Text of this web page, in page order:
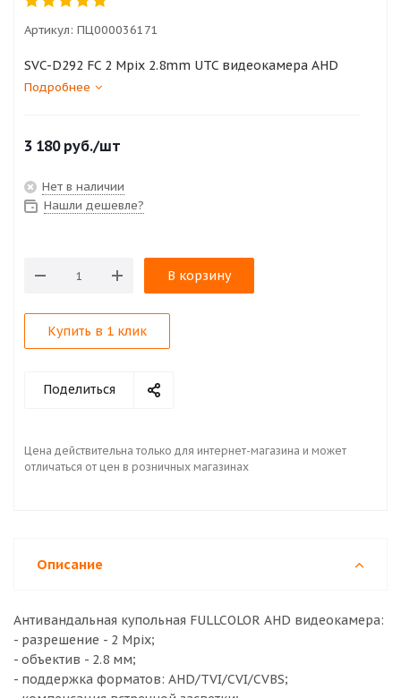
Артикул: ПЦ000036171
SVC-D292 FC 2 Mpix 2.8mm UTC видеокамера AHD
Подробнее
3 180руб./шт
Нет в наличии
Нашли дешевле?
В корзину
Купить в 1 клик
Поделиться
Цена действительна только для интернет-магазина и может
отличаться от цен в розничных магазинах
Описание
Антивандальная купольная FULLCOLOR AHD видеокамера:
- разрешение - 2 Mpix;
- объектив - 2.8 мм;
- поддержка форматов: AHD/TVI/CVI/CVBS;